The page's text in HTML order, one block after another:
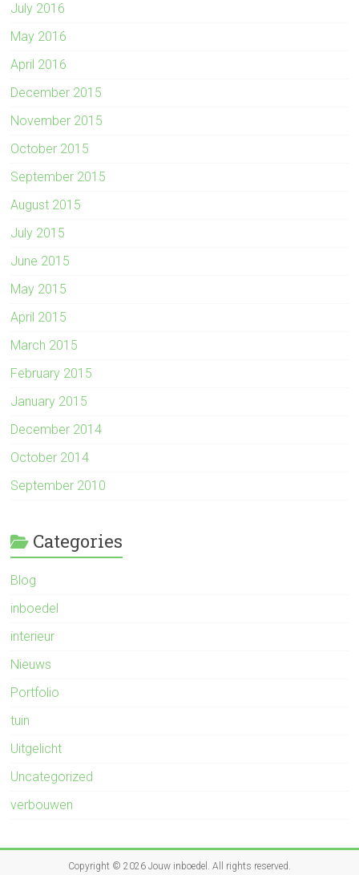
July 2016
May 2016
April 2016
December 2015
November 2015
October 2015
September 2015
August 2015
July 2015
June 2015
May 2015
April 2015
March 2015
February 2015
January 2015
December 2014
October 2014
September 2010
Categories
Blog
inboedel
interieur
Nieuws
Portfolio
tuin
Uitgelicht
Uncategorized
verbouwen
Copyright © 2026 Jouw inboedel . All rights reserved.